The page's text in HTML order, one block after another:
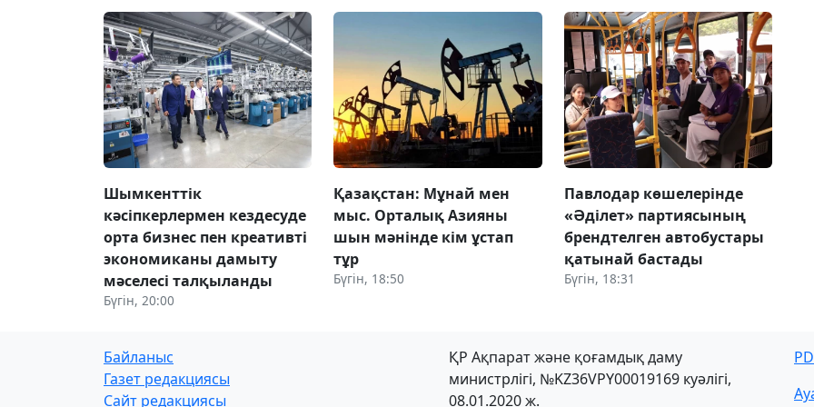
Шымкенттік
кәсіпкерлермен кездесуде
орта бизнес пен креативті
экономиканы дамыту
мәселесі талқыланды
Бүгін, 20:00
Қазақстан: Мұнай мен
мыс. Орталық Азияны
шын мәнінде кім ұстап
тұр
Бүгін, 18:50
Павлодар көшелерінде
«Әділет» партиясының
брендтелген автобустары
қатынай бастады
Бүгін, 18:31
Байланыс
Газет редакциясы
Сайт редакциясы
ҚР Ақпарат және қоғамдық даму
министрлігі, №KZ36VPY00019169 куәлігі,
08.01.2020 ж.